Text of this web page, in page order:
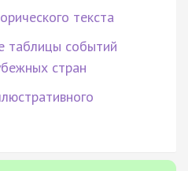
текста
таблицы событий
стран